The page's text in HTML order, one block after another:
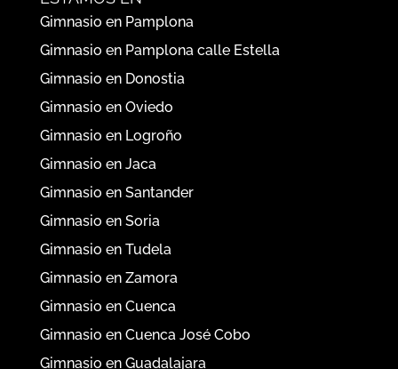
ESTAMOS EN
Gimnasio en Pamplona
Gimnasio en Pamplona calle Estella
Gimnasio en Donostia
Gimnasio en Oviedo
Gimnasio en Logroño
Gimnasio en Jaca
Gimnasio en Santander
Gimnasio en Soria
Gimnasio en Tudela
Gimnasio en Zamora
Gimnasio en Cuenca